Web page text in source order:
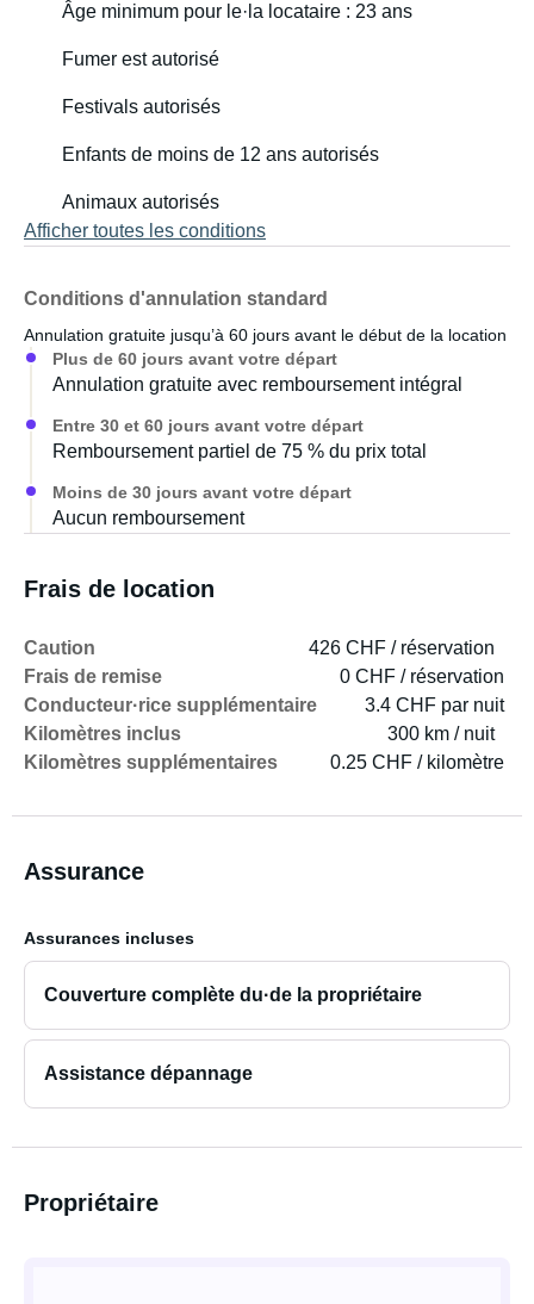
Âge minimum pour le·la locataire : 23 ans
Fumer est autorisé
Festivals autorisés
Enfants de moins de 12 ans autorisés
Animaux autorisés
Afficher toutes les conditions
Conditions d'annulation standard
Annulation gratuite jusqu’à 60 jours avant le début de la location
Plus de 60 jours avant votre départ
Annulation gratuite avec remboursement intégral
Entre 30 et 60 jours avant votre départ
Remboursement partiel de 75 % du prix total
Moins de 30 jours avant votre départ
Aucun remboursement
Frais de location
Caution
426 CHF / réservation
Frais de remise
0 CHF / réservation
Conducteur·rice supplémentaire
3.4 CHF par nuit
Kilomètres inclus
300 km / nuit
Kilomètres supplémentaires
0.25 CHF / kilomètre
Assurance
Assurances incluses
Couverture complète du·de la propriétaire
Assistance dépannage
Propriétaire